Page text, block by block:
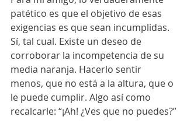
patético es que el objetivo de esas
exigencias es que sean incumplidas.
Sí, tal cual. Existe un deseo de
corroborar la incompetencia de su
media naranja. Hacerlo sentir
menos, que no está a la altura, que o
le puede cumplir. Algo así como
recalcarle: “¡Ah! ¿Ves que no puedes?”